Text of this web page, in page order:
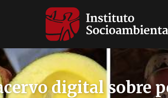
digital sobre